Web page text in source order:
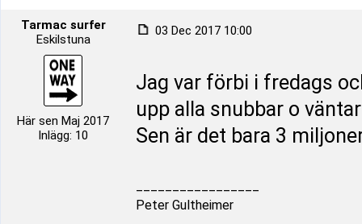
Tarmac surfer
Eskilstuna
Här sen Maj 2017
Inlägg: 10
03 Dec 2017 10:00
Jag var förbi i fredags
upp alla snubbar o
Sen är det bara 3
Peter Gultheimer